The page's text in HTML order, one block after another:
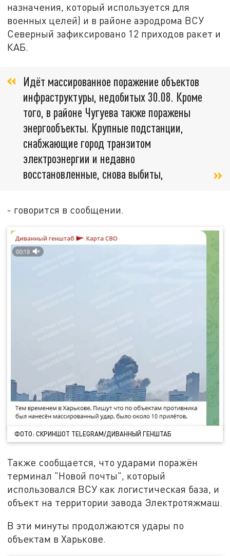
назначения, который используется для
военных целей) и в районе аэродрома ВСУ
Северный зафиксировано 12 приходов ракет и
КАБ.
Идёт массированное поражение объектов
инфраструктуры, недобитых 30.08. Кроме
того, в районе Чугуева также поражены
энергообъекты. Крупные подстанции,
снабжающие город транзитом
электроэнергии и недавно
восстановленные, снова выбиты,
- говорится в сообщении.
ФОТО: СКРИНШОТ TELEGRAM/ДИВАННЫЙ ГЕНШТАБ
Также сообщается, что ударами поражён
терминал "Новой почты", который
использовался ВСУ как логистическая база, и
объект на территории завода Электротяжмаш.
В эти минуты продолжаются удары по
объектам в Харькове.